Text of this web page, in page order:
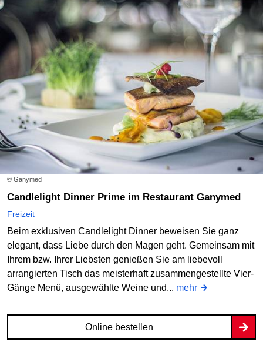
© Ganymed
Candlelight Dinner Prime im Restaurant Ganymed
Freizeit
Beim exklusiven Candlelight Dinner beweisen Sie ganz
elegant, dass Liebe durch den Magen geht. Gemeinsam mit
Ihrem bzw. Ihrer Liebsten genießen Sie am liebevoll
arrangierten Tisch das meisterhaft zusammengestellte Vier-
Gänge Menü, ausgewählte Weine und... mehr
Online bestellen